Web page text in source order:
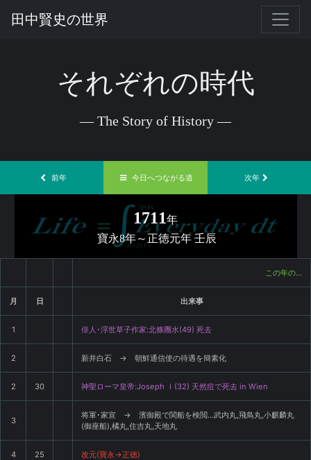
田中賢史の世界
それぞれの時代
— The Story of History —
前年 今日へつながる道 次年
1711年
寶永8年～正徳元年 壬辰
この年の…
月 日 出来事
1 俳人･浮世草子作家:北條團水(49) 死去
2 新井白石 → 朝鮮通信使の待遇を簡素化
2 30 神聖ローマ皇帝:Joseph Ｉ(32) 天然痘で死去 in Wien
3
将軍･家宣 → 濱御殿で関船を検閲…武内丸,飛鳥丸,小麒麟丸
(御座船),橘丸,住吉丸,天地丸
4 25 改元(寶永→正徳)